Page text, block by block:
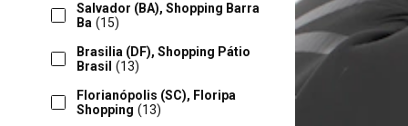
Salvador (BA), Shopping Barra
Ba (15)
Brasilia (DF), Shopping Pátio
Brasil (13)
Florianópolis (SC), Floripa
Shopping (13)